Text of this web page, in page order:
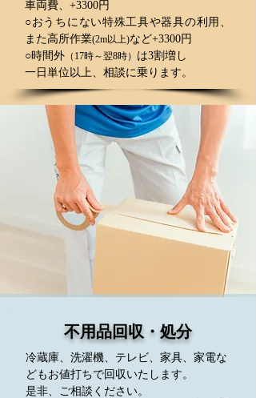
車両費、+3300円
○おうちにない特殊工具や器具の利用、
また高所作業(2m以上)など+3300円
○時間外 （17時～翌8時） は3割増し
一日単位以上、相談に乗ります。
不用品回収・処分
冷蔵庫、洗濯機、テレビ、家具、家電な
どもお値打ちで回収いたします。
是非、ご相談ください。